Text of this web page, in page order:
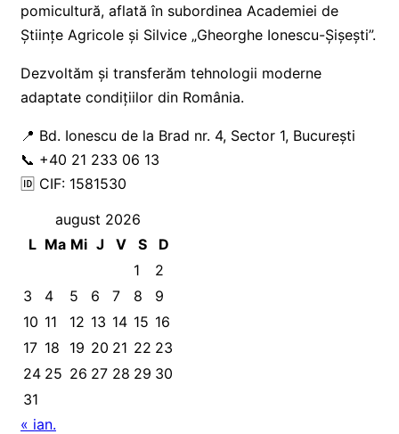
pomicultură, aflată în subordinea Academiei de
Științe Agricole și Silvice „Gheorghe Ionescu-Șișești”.
Dezvoltăm și transferăm tehnologii moderne
adaptate condițiilor din România.
📍 Bd. Ionescu de la Brad nr. 4, Sector 1, București
📞 +40 21 233 06 13
🆔 CIF: 1581530
august 2026
L Ma Mi J V S
D
1
2
3
4 5 6 7 8
9
10 11 12 13 14 15 16
17 18 19 20 21 22 23
24 25 26 27 28 29 30
31
« ian.